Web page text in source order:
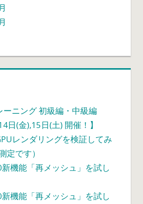
ニング 初級編・中級編
日(金),15日(土) 開催！】
レンダリングを検証してみ
定です）
機能「再メッシュ」を試し
機能「再メッシュ」を試し